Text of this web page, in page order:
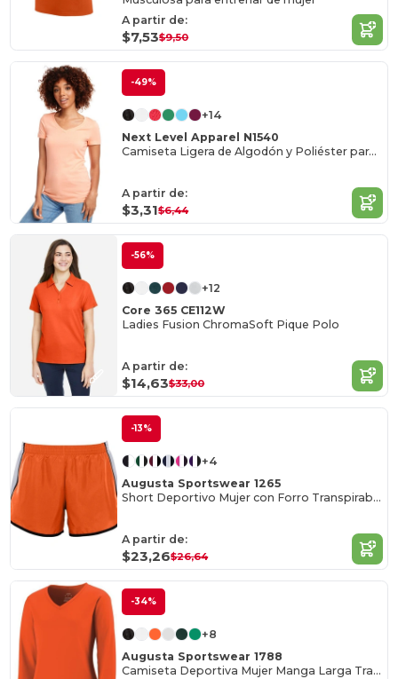
A partir de:
$7,53$9,50
-49%
+14
Next Level Apparel N1540
Camiseta Ligera de Algodón y Poliéster para Mujer
A partir de:
$3,31$6,44
-56%
+12
Core 365 CE112W
Ladies Fusion ChromaSoft Pique Polo
A partir de:
$14,63$33,00
-13%
+4
Augusta Sportswear 1265
Short Deportivo Mujer con Forro Transpirable
A partir de:
$23,26$26,64
-34%
+8
Augusta Sportswear 1788
Camiseta Deportiva Mujer Manga Larga Transpirable